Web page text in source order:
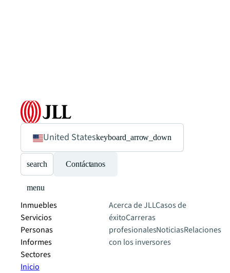
United Stateskeyboard_arrow_down
search Contáctanos
menu
Inmuebles
Servicios
Personas
Informes
Sectores
Acerca de JLLCasos de
éxitoCarreras
profesionalesNoticiasRelaciones
con los inversores
Inicio